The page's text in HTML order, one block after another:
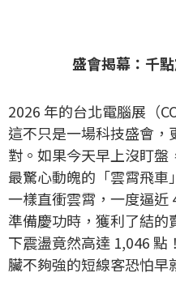
盛會揭幕：千
2026 年的台北電腦展（
這不只是一場科技盛會
對。如果今天早上沒盯盤
最驚心動魄的「雲霄飛
一樣直衝雲霄，一度逼近
準備慶功時，獲利了結的
下震盪竟然高達 1,046
臟不夠強的短線客恐怕早